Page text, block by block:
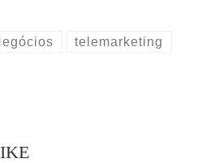
telemarketing